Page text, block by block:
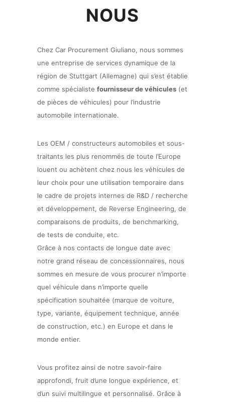
NOUS
Chez Car Procurement Giuliano, nous sommes
une entreprise de services dynamique de la
région de Stuttgart (Allemagne) qui s’est établie
comme spécialiste fournisseur de véhicules (et
de pièces de véhicules) pour l’industrie
automobile internationale.
Les OEM / constructeurs automobiles et sous-
traitants les plus renommés de toute l’Europe
louent ou achètent chez nous les véhicules de
leur choix pour une utilisation temporaire dans
le cadre de projets internes de R&D / recherche
et développement, de Reverse Engineering, de
comparaisons de produits, de benchmarking,
de tests de conduite, etc.
Grâce à nos contacts de longue date avec
notre grand réseau de concessionnaires, nous
sommes en mesure de vous procurer n’importe
quel véhicule dans n’importe quelle
spécification souhaitée (marque de voiture,
type, variante, équipement technique, année
de construction, etc.) en Europe et dans le
monde entier.
Vous profitez ainsi de notre savoir-faire
approfondi, fruit d’une longue expérience, et
d’un suivi multilingue et personnalisé. Grâce à